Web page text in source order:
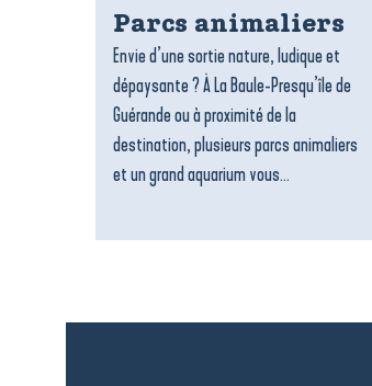
Parcs animaliers
Envie d’une sortie nature, ludique et
dépaysante ? À La Baule-Presqu’île de
Guérande ou à proximité de la
destination, plusieurs parcs animaliers
et un grand aquarium vous...